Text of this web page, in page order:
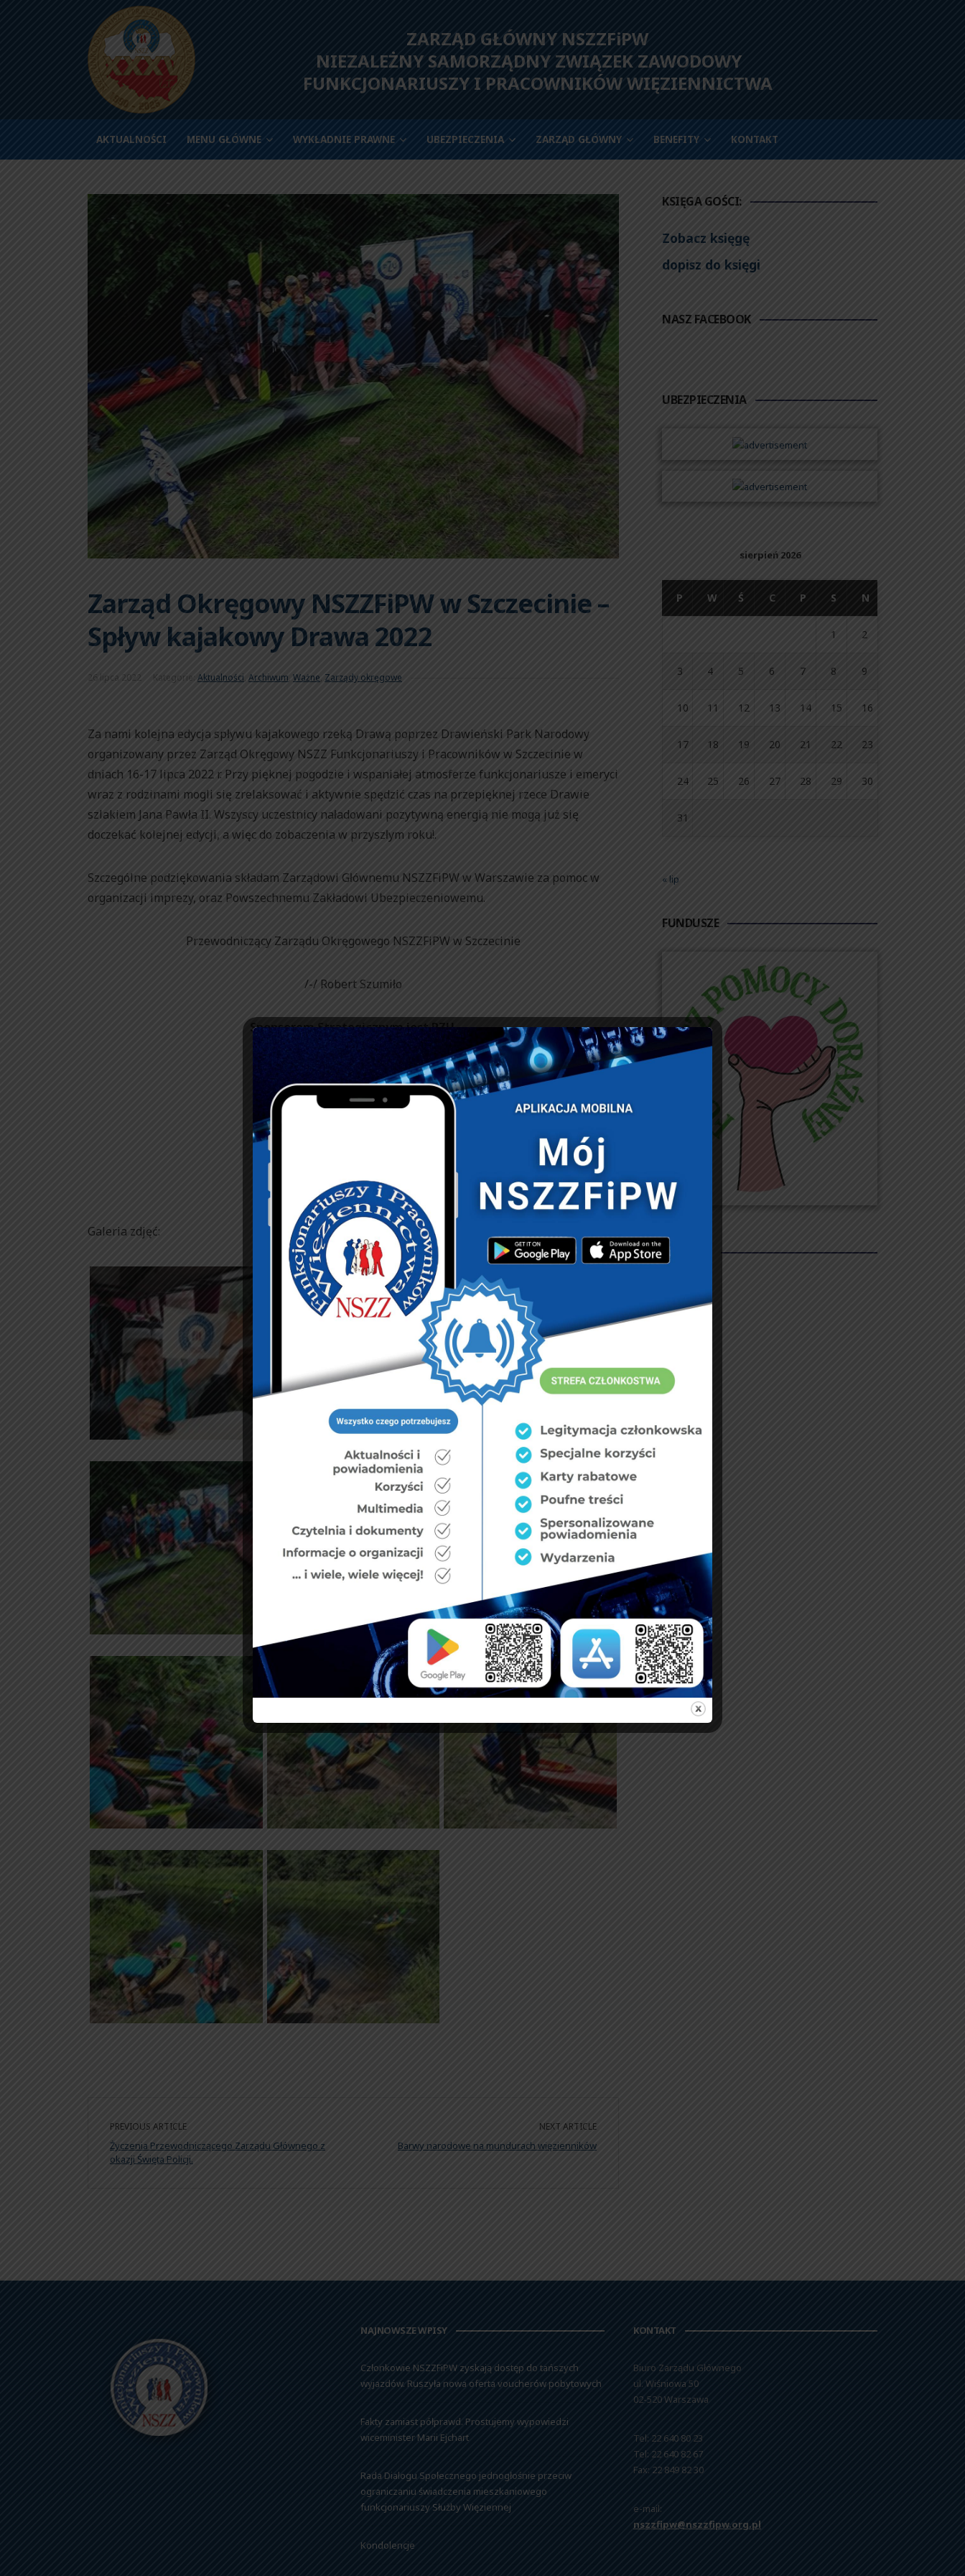
ZARZĄD GŁÓWNY NSZZFiPW
NIEZALEŻNY SAMORZĄDNY ZWIĄZEK ZAWODOWY
FUNKCJONARIUSZY I PRACOWNIKÓW WIĘZIENNICTWA
AKTUALNOŚCI MENU GŁÓWNE WYKŁADNIE PRAWNE UBEZPIECZENIA ZARZĄD GŁÓWNY BENEFITY KONTAKT
Zarząd Okręgowy NSZZFiPW w Szczecinie –
Spływ kajakowy Drawa 2022
26 lipca 2022 Kategorie: Aktualności, Archiwum Ważne, Zarządy okręgowe
Za nami kolejna edycja spływu kajakowego rzeką Drawą poprzez Drawieński Park Narodowy
organizowany przez Zarząd Okręgowy NSZZ Funkcjonariuszy i Pracowników w Szczecinie w
dniach 16-17 lipca 2022 r. Przy pięknej pogodzie i wspaniałej atmosferze funkcjonariusze i emeryci
wraz z rodzinami mogli się zrelaksować i aktywnie spędzić czas na przepięknej rzece Drawie
szlakiem Jana Pawła II. Wszyscy uczestnicy naładowani pozytywną energią nie mogą już się
doczekać kolejnej edycji, a więc do zobaczenia w przyszłym roku!.
Szczególne podziękowania składam Zarządowi Głównemu NSZZFiPW w Warszawie za pomoc w
organizacji imprezy, oraz Powszechnemu Zakładowi Ubezpieczeniowemu.
Przewodniczący Zarządu Okręgowego NSZZFiPW w Szczecinie
/-/ Robert Szumiło
Sponsorem Strategicznym jest PZU.
Galeria zdjęć:
PREVIOUS ARTICLE
Życzenia Przewodniczącego Zarządu Głównego z
okazji Święta Policji.
NEXT ARTICLE
Barwy narodowe na mundurach więzienników
KSIĘGA GOŚCI:
Zobacz księgę
dopisz do księgi
NASZ FACEBOOK
UBEZPIECZENIA
sierpień 2026
P W Ś C P S N
1 2
3 4 5 6 7 8 9
10 11 12 13 14 15 16
17 18 19 20 21 22 23
24 25 26 27 28 29 30
31
« lip
FUNDUSZE
REKLAMY
NAJNOWSZE WPISY
Członkowie NSZZFiPW zyskają dostęp do tańszych
wyjazdów. Ruszyła nowa oferta voucherów pobytowych
Fakty zamiast półprawd. Prostujemy wypowiedzi
wiceminister Marii Ejchart
Rada Dialogu Społecznego jednogłośnie przeciw
ograniczaniu świadczenia mieszkaniowego
funkcjonariuszy Służby Więziennej
Kondolencje
KONTAKT
Biuro Zarządu Głównego
ul. Wiśniowa 50
02-520 Warszawa
Tel: 22 640 80 23
Tel: 22 640 82 67
Fax: 22 849 82 30
e-mail:
nszzfipw@nszzfipw.org.pl